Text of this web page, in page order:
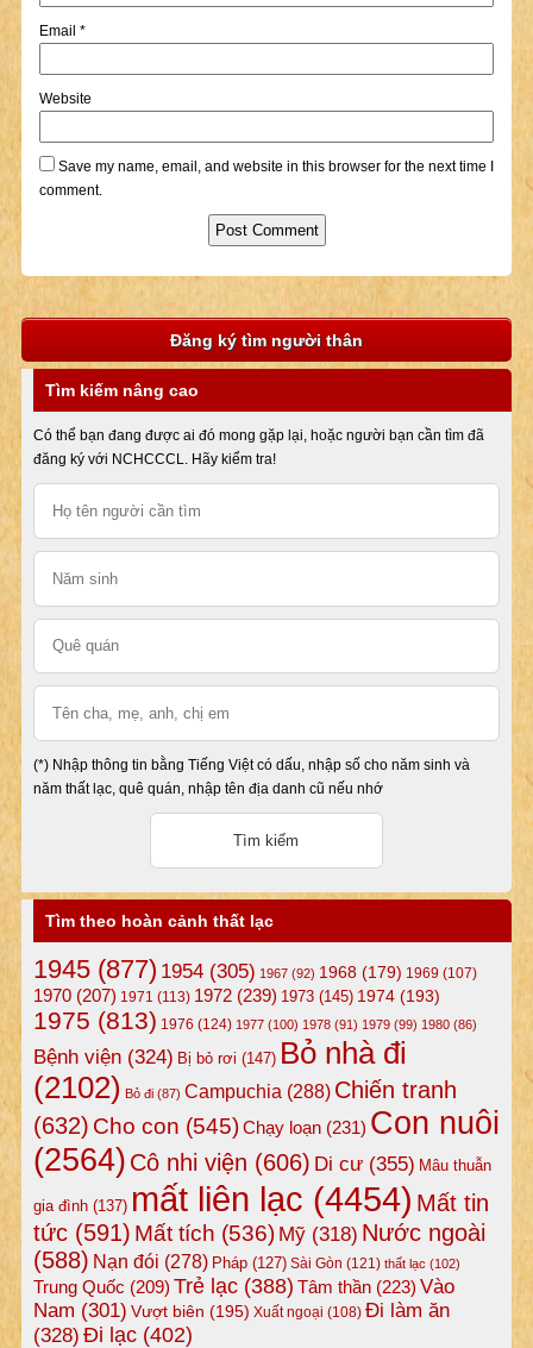
Email *
Website
Save my name, email, and website in this browser for the next time I
comment.
Đăng ký tìm người thân
Tìm kiếm nâng cao
Có thể bạn đang được ai đó mong gặp lại, hoặc người bạn cần tìm đã
đăng ký với NCHCCCL. Hãy kiểm tra!
(*) Nhập thông tin bằng Tiếng Việt có dấu, nhập số cho năm sinh và
năm thất lạc, quê quán, nhập tên địa danh cũ nếu nhớ
Tìm theo hoàn cảnh thất lạc
1945(877) 1954(305) 1967(92) 1968(179) 1969 (107)
1970(207) 1971 (113) 1972(239) 1973(145) 1974(193)
1975 (813) 1976 (124) 1977(100) 1978(91) 1979(99) 1980(86)
Bệnh viện(324) Bị bỏ rơi (147) Bỏ nhà đi
(2102) Bỏ đi(87) Campuchia (288) Chiến tranh
(632) Cho con (545)Chạy loạn(231) Con nuôi
(2564) Cô nhi viện (606) Di cư(355) Mâu thuẫn
gia đình(137) mất liên lạc (4454) Mất tin
tức(591) Mất tích (536) Mỹ(318) Nước ngoài
(588) Nạn đói (278) Pháp(127) Sài Gòn (121) thất lạc (102)
Trung Quốc (209) Trẻ lạc(388) Tâm thần(223) Vào
Nam (301) Vượt biên (195) Xuất ngoại (108) Đi làm ăn
(328) Đi lạc(402)